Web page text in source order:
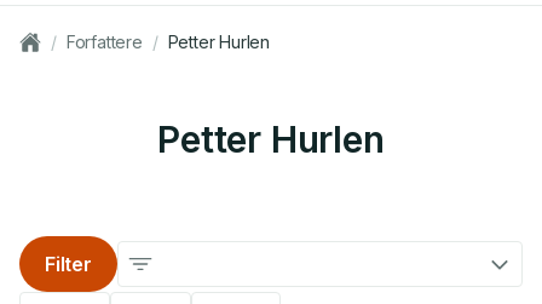
/ Forfattere / Petter Hurlen
Petter Hurlen
Filter